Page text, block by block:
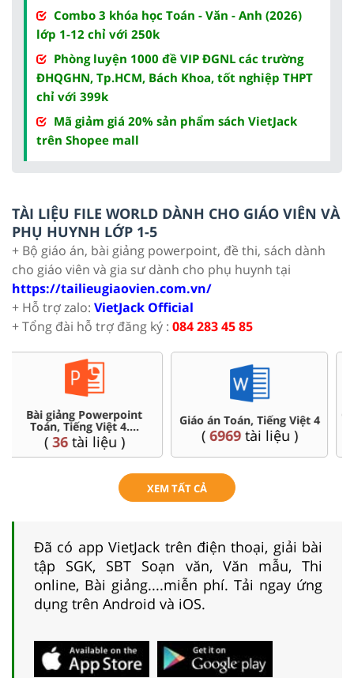
Combo 3 khóa học Toán - Văn - Anh (2026)
lớp 1-12 chỉ với 250k
Phòng luyện 1000 đề VIP ĐGNL các trường
ĐHQGHN, Tp.HCM, Bách Khoa, tốt nghiệp THPT
chỉ với 399k
Mã giảm giá 20% sản phẩm sách VietJack
trên Shopee mall
TÀI LIỆU FILE WORLD DÀNH CHO GIÁO VIÊN VÀ
PHỤ HUYNH LỚP 1-5
+ Bộ giáo án, bài giảng powerpoint, đề thi, sách dành
cho giáo viên và gia sư dành cho phụ huynh tại
https://tailieugiaovien.com.vn/
+ Hỗ trợ zalo: VietJack Official
+ Tổng đài hỗ trợ đăng ký : 084 283 45 85
Chuyên đề dạy thêm Toán,
Tiếng Việt ...4
(32tài liệu )
Ôn thi vào 6 chuyên, CLC
(4tài liệu )
XEM TẤT CẢ
Đã có app VietJack trên điện thoại, giải bài
tập SGK, SBT Soạn văn, Văn mẫu, Thi
online, Bài giảng....miễn phí. Tải ngay ứng
dụng trên Android và iOS.